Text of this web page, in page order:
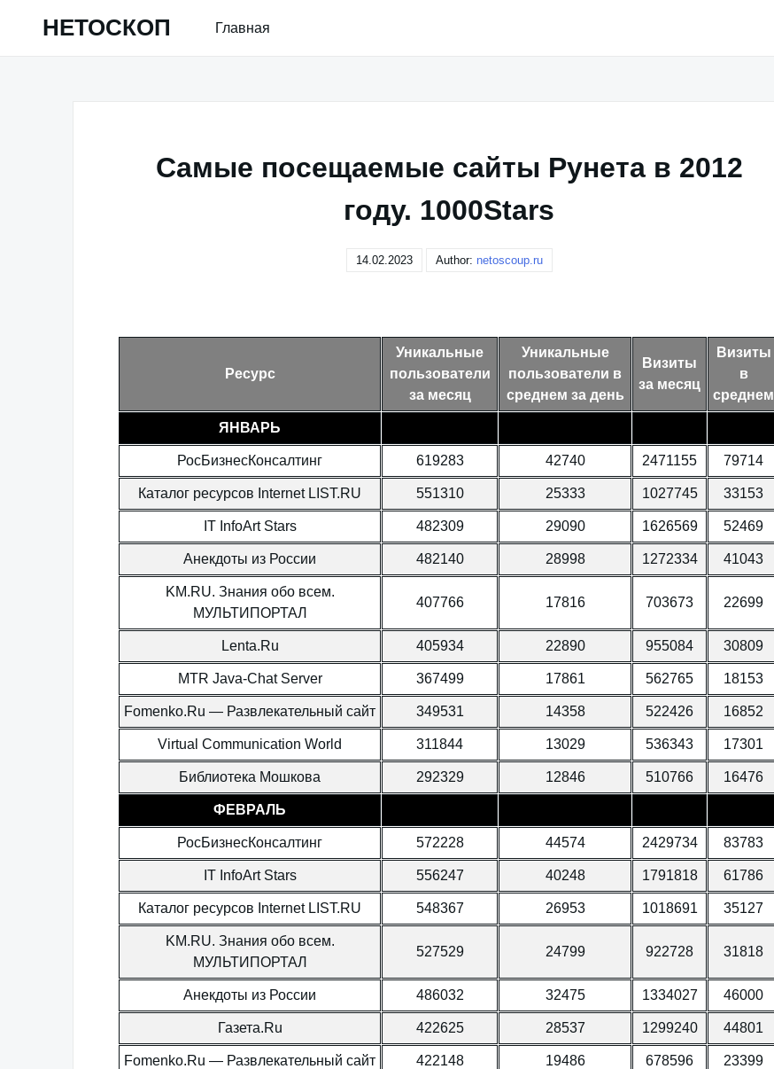
НЕТОСКОП Главная
Самые посещаемые сайты Рунета в 2012
году. 1000Stars
14.02.2023 Author: netoscoup.ru
Ресурс
Уникальные
пользователи
за месяц
Уникальные
пользователи в
среднем за день
Визиты
за месяц
Визиты
в
среднем
ЯНВАРЬ
РосБизнесКонсалтинг 619283 42740 2471155 79714
Каталог ресурсов Internet LIST.RU 551310 25333 1027745 33153
IT InfoArt Stars 482309 29090 1626569 52469
Анекдоты из России 482140 28998 1272334 41043
KM.RU. Знания обо всем.
МУЛЬТИПОРТАЛ
407766 17816 703673 22699
Lenta.Ru 405934 22890 955084 30809
MTR Java-Chat Server 367499 17861 562765 18153
Fomenko.Ru — Развлекательный сайт 349531 14358 522426 16852
Virtual Communication World 311844 13029 536343 17301
Библиотека Мошкова 292329 12846 510766 16476
ФЕВРАЛЬ
РосБизнесКонсалтинг 572228 44574 2429734 83783
IT InfoArt Stars 556247 40248 1791818 61786
Каталог ресурсов Internet LIST.RU 548367 26953 1018691 35127
KM.RU. Знания обо всем.
МУЛЬТИПОРТАЛ
527529 24799 922728 31818
Анекдоты из России 486032 32475 1334027 46000
Газета.Ru 422625 28537 1299240 44801
Fomenko.Ru — Развлекательный сайт 422148 19486 678596 23399